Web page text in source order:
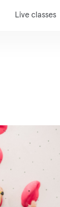
Live classes